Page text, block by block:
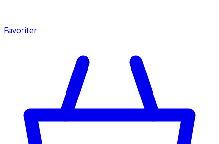
Favoriter